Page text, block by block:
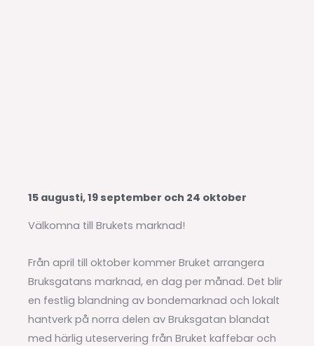
15 augusti, 19 september och 24 oktober
Välkomna till Brukets marknad!
Från april till oktober kommer Bruket arrangera
Bruksgatans marknad, en dag per månad. Det blir
en festlig blandning av bondemarknad och lokalt
hantverk på norra delen av Bruksgatan blandat
med härlig uteservering från Bruket kaffebar och